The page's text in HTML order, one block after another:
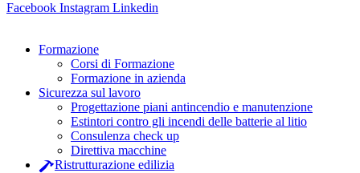
Facebook Instagram Linkedin
Formazione
Corsi di Formazione
Formazione in azienda
Sicurezza sul lavoro
Progettazione piani antincendio e manutenzione
Estintori contro gli incendi delle batterie al litio
Consulenza check up
Direttiva macchine
Ristrutturazione edilizia